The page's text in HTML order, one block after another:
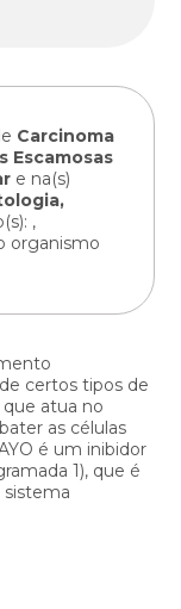
Carcinoma
Escamosas
e na(s)
,
organismo
certos tipos de
atua no
as células
é um inibidor
1), que é
sistema